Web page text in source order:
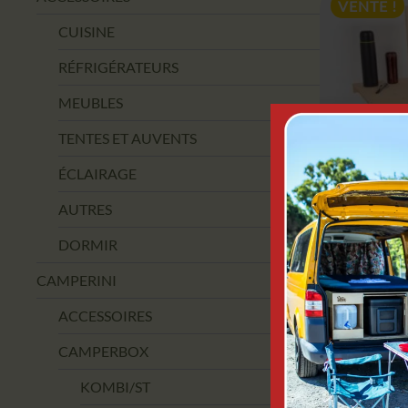
CUISINE
RÉFRIGÉRATEURS
MEUBLES
TENTES ET AUVENTS
ÉCLAIRAGE
AUTRES
DORMIR
CAMPERINI
ACCESSOIRES
CAMPERBOX
KOMBI/ST
VENTE !